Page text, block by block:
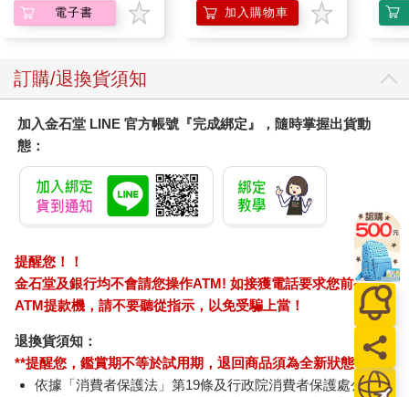
電子書 加入購物車
訂購/退換貨須知
加入金石堂 LINE 官方帳號『完成綁定』，隨時掌握出貨動
態：
提醒您！！
金石堂及銀行均不會請您操作ATM! 如接獲電話要求您前往
ATM提款機，請不要聽從指示，以免受騙上當！
退換貨須知：
**提醒您，鑑賞期不等於試用期，退回商品須為全新狀態**
依據「消費者保護法」第19條及行政院消費者保護處公告之